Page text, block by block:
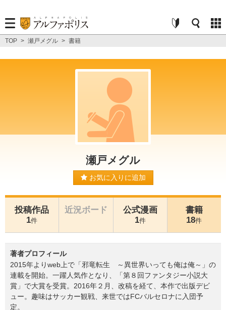
TOP > 瀬戸メグル > 書籍
瀬戸メグル
お気に入りに追加
投稿作品
1件
近況ボード
公式漫画
1件
書籍
18件
著者プロフィール
2015年よりweb上で「邪竜転生 ～異世界いっても俺は俺～」の
連載を開始。一躍人気作となり、「第８回ファンタジー小説大
賞」で大賞を受賞。2016年２月、改稿を経て、本作で出版デビ
ュー。趣味はサッカー観戦、来世ではFCバルセロナに入団予
定。